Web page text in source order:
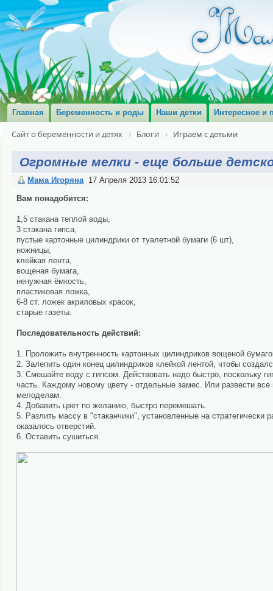
Главная Беременность и роды Наши детки Интересное и
Сайт о беременности и детях Блоги Играем с детьми
Огромные мелки - еще больше
Мама Игоряна 17 Апреля 2013 16:01:52
Вам понадобится:
1,5 стакана теплой воды,
3 стакана гипса,
пустые картонные цилиндрики от туалетной бумаги (6 шт),
ножницы,
клейкая лента,
вощеная бумага,
ненужная ёмкость,
пластиковая ложка,
6-8 ст. ложек акриловых красок,
старые газеты.
Последовательность действий:
1. Проложить внутренность картонных цилиндриков вощеной
2. Залепить один конец цилиндриков клейкой лентой, чтобы
3. Смешайте воду с гипсом. Действовать надо быстро, поскольку
часть. Каждому новому цвету - отдельные замес. Или развести
мелоделам.
4. Добавить цвет по желанию, быстро перемешать.
5. Разлить массу в "стаканчики", установленные на
оказалось отверстий.
6. Оставить сушиться.